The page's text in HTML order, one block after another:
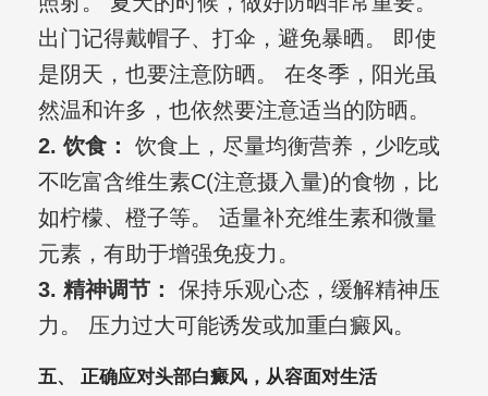
出门记得戴帽子、打伞，避免暴晒。 即使
是阴天，也要注意防晒。 在冬季，阳光虽
然温和许多，也依然要注意适当的防晒。
2. 饮食：
饮食上，尽量均衡营养，少吃或
不吃富含维生素C(注意摄入量)的食物，比
如柠檬、橙子等。 适量补充维生素和微量
元素，有助于增强免疫力。
3. 精神调节：
保持乐观心态，缓解精神压
力。 压力过大可能诱发或加重白癜风。
五、 正确应对头部白癜风，从容面对生活